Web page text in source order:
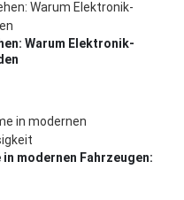
Warum Elektronik-
modernen Fahrzeugen: